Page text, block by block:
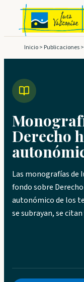
Saltar
contenido
Inicio> Publicaciones>
Derecho
Las monografías de
fondo sobre
autonómico de los
se subrayan, se